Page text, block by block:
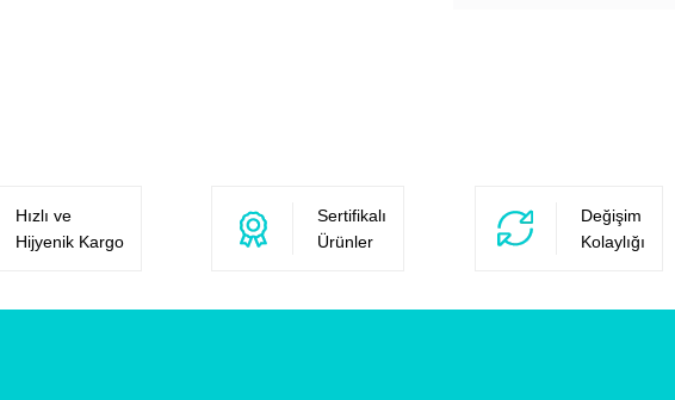
Hızlı ve
Hijyenik Kargo
Sertifikalı
Ürünler
Değişim
Kolaylığı